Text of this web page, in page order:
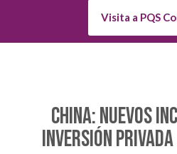
Visita a PQS
CHINA: Nuevos
inversión